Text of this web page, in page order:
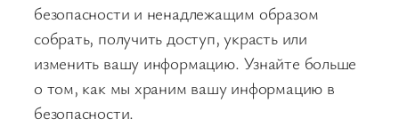
безопасности и ненадлежащим образом
собрать, получить доступ, украсть или
изменить вашу информацию. Узнайте больше
о том, как мы храним вашу информацию в
безопасности.